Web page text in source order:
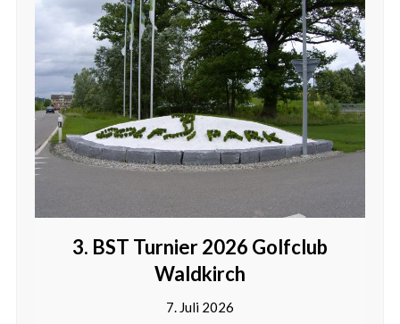
3. BST Turnier 2026 Golfclub
Waldkirch
7. Juli 2026